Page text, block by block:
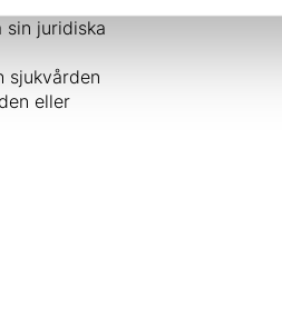
sin juridiska
sjukvården
eller